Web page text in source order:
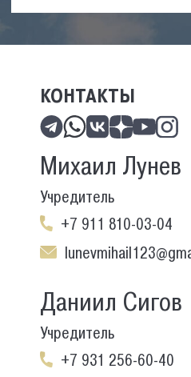
КОНТАКТЫ
Михаил Лунев
Учредитель
+7 911 810-03-04
Даниил Сигов
Учредитель
+7 931 256-60-40